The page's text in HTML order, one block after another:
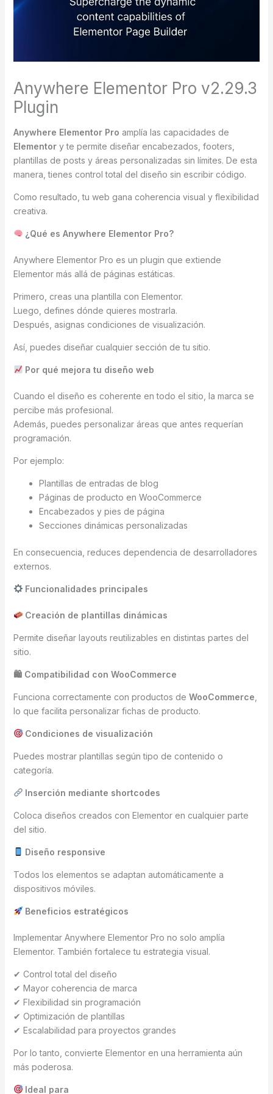
Anywhere Elementor Pro v2.29.3
Plugin
Anywhere Elementor Pro amplía las capacidades de
Elementory te permite diseñar encabezados, footers,
plantillas de posts y áreas personalizadas sin límites. De esta
manera, tienes control total del diseño sin escribir código.
Como resultado, tu web gana coherencia visual y flexibilidad
creativa.
¿Qué es Anywhere Elementor Pro?
Anywhere Elementor Pro es un plugin que extiende
Elementor más allá de páginas estáticas.
Primero, creas una plantilla con Elementor.
Luego, defines dónde quieres mostrarla.
Después, asignas condiciones de visualización.
Así, puedes diseñar cualquier sección de tu sitio.
Por qué mejora tu diseño web
Cuando el diseño es coherente en todo el sitio, la marca se
percibe más profesional.
Además, puedes personalizar áreas que antes requerían
programación.
Por ejemplo:
Plantillas de entradas de blog
Páginas de producto en WooCommerce
Encabezados y pies de página
Secciones dinámicas personalizadas
En consecuencia, reduces dependencia de desarrolladores
externos.
Funcionalidades principales
Creación de plantillas dinámicas
Permite diseñar layouts reutilizables en distintas partes del
sitio.
🛍 Compatibilidad con WooCommerce
Funciona correctamente con productos de WooCommerce
lo que facilita personalizar fichas de producto.
Condiciones de visualización
Puedes mostrar plantillas según tipo de contenido o
categoría.
Inserción mediante shortcodes
Coloca diseños creados con Elementor en cualquier parte
del sitio.
Diseño responsive
Todos los elementos se adaptan automáticamente a
dispositivos móviles.
Beneficios estratégicos
Implementar Anywhere Elementor Pro no solo amplía
Elementor. También fortalece tu estrategia visual.
✔ Control total del diseño
✔ Mayor coherencia de marca
✔ Flexibilidad sin programación
✔ Optimización de plantillas
✔ Escalabilidad para proyectos grandes
Por lo tanto, convierte Elementor en una herramienta aún
más poderosa.
Ideal para